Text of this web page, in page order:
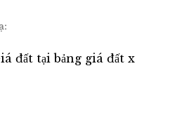
đất tại bảng giá đất x